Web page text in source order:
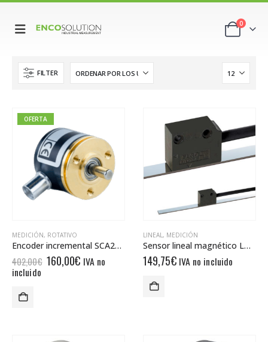
0
FILTER
OFERTA
MEDICIÓN, ROTATIVO
Encoder incremental SCA24-5000-D-04-09-65-01-S-00
402,00€ El
precio
160,00€ElIVA no
incluido
LINEAL, MEDICIÓN
Sensor lineal magnético LMIX2-000-05.0-1-00
149,75€ IVA no incluido